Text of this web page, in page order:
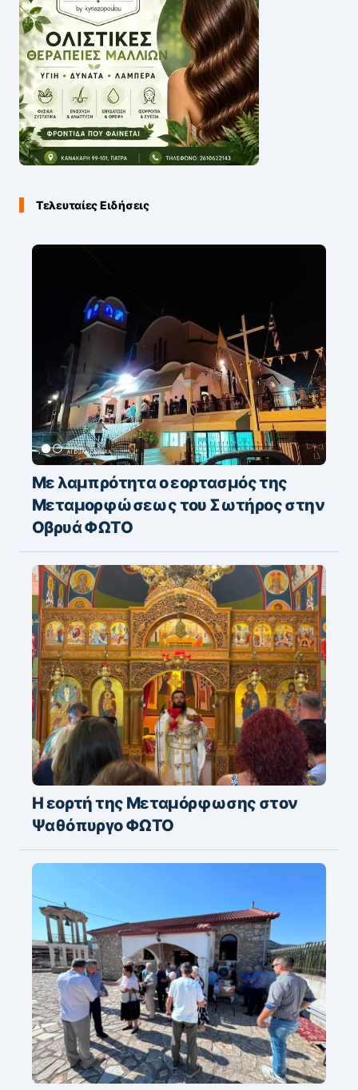
Τελευταίες Ειδήσεις
Με λαμπρότητα ο εορτασμός της
Μεταμορφώσεως του Σωτήρος στην
Οβρυά ΦΩΤΟ
Η εορτή της Μεταμόρφωσης στον
Ψαθόπυργο ΦΩΤΟ